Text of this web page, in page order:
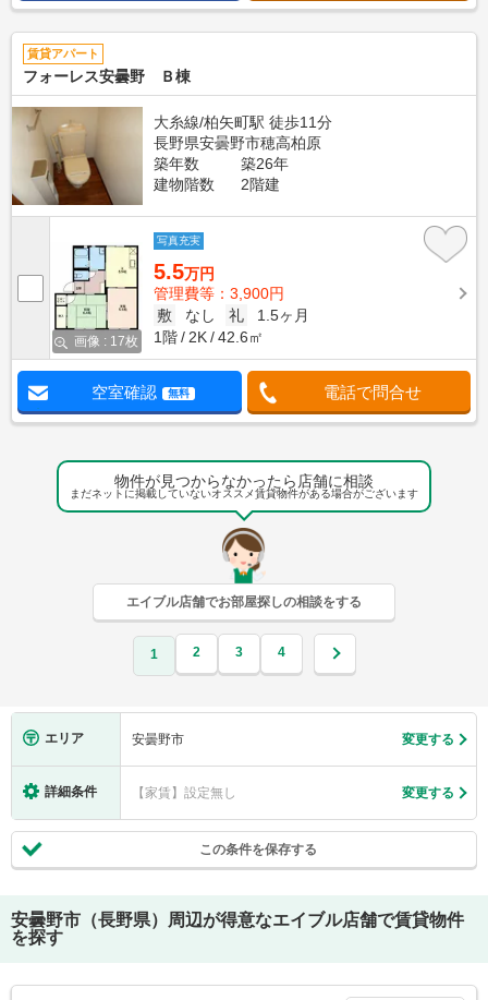
賃貸アパート
フォーレス安曇野 Ｂ棟
大糸線/柏矢町駅 徒歩11分
長野県安曇野市穂高柏原
築年数
築26年
建物階数
2階建
画像 : 17枚
写真充実
5.5万円
管理費等：3,900円
敷
なし 礼
1.5ヶ月
1階
2K 42.6㎡
空室確認 無料 電話で問合せ
物件が見つからなかったら店舗に相談
まだネットに掲載していないオススメ賃貸物件がある場合がございます
エイブル店舗でお部屋探しの相談をする
1 2 3 4
エリア 安曇野市 変更する
詳細条件 【家賃】設定無し 変更する
この条件を保存する
安曇野市（長野県）
周辺が得意なエイブル店舗で賃貸物件
を探す